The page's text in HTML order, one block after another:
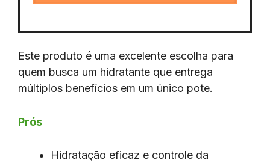
Este produto é uma excelente escolha para
quem busca um hidratante que entrega
múltiplos benefícios em um único pote.
Prós
Hidratação eficaz e controle da